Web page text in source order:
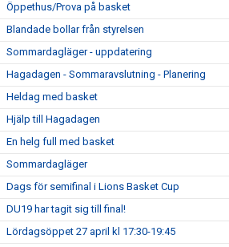
Öppethus/Prova på basket
Blandade bollar från styrelsen
Sommardagläger - uppdatering
Hagadagen - Sommaravslutning - Planering
Heldag med basket
Hjälp till Hagadagen
En helg full med basket
Sommardagläger
Dags för semifinal i Lions Basket Cup
DU19 har tagit sig till final!
Lördagsöppet 27 april kl 17:30-19:45